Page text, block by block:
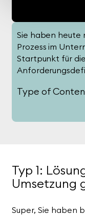
Sie haben heute
Prozess im
Startpunkt für
Type of
Typ 1:
Umsetzung
Super, Sie haben